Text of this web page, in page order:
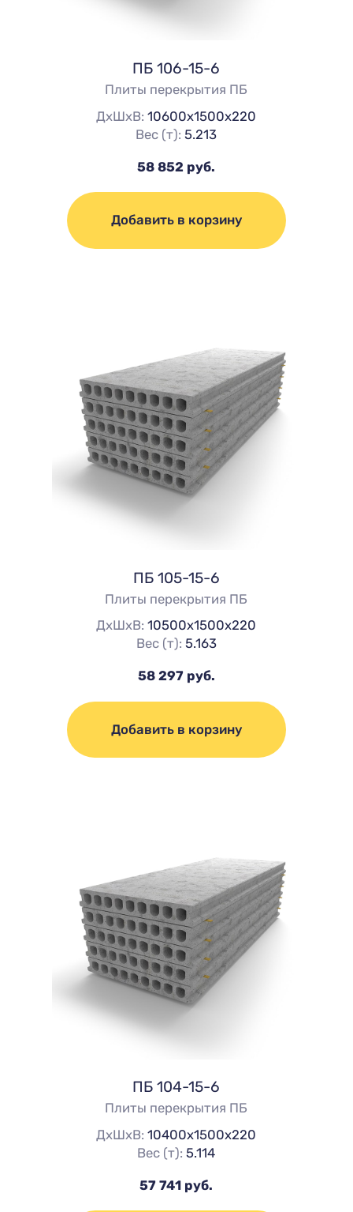
ПБ 106-15-6
Плиты перекрытия ПБ
ДхШхВ:10600х1500х220
Вес (т):5.213
58 852 руб.
Добавить в корзину
ПБ 105-15-6
Плиты перекрытия ПБ
ДхШхВ:10500х1500х220
Вес (т): 5.163
58 297 руб.
Добавить в корзину
ПБ 104-15-6
Плиты перекрытия ПБ
ДхШхВ:10400х1500х220
Вес (т):5.114
57 741 руб.